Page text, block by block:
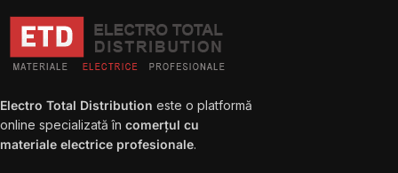
Electro Total Distribution este o platformă
online specializată în comerțul cu
materiale electrice profesionale.